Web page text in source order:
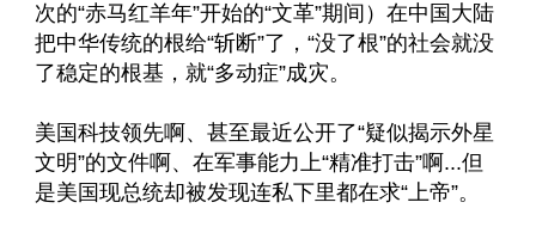
次的“赤马红羊年”开始的“文革”期间）在中国大陆
把中华传统的根给“斩断”了，“没了根”的社会就没
了稳定的根基，就“多动症”成灾。
美国科技领先啊、甚至最近公开了“疑似揭示外星
文明”的文件啊、在军事能力上“精准打击”啊...但
是美国现总统却被发现连私下里都在求“上帝”。